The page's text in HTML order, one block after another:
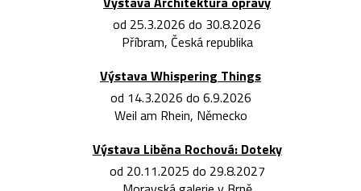
od 25.3.2026 do 30.8.2026
Příbram, Česká republika
Výstava Whispering Things
od 14.3.2026 do 6.9.2026
Weil am Rhein, Německo
Výstava Liběna Rochová: Doteky
od 20.11.2025 do 29.8.2027